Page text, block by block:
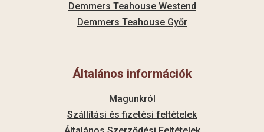
Demmers Teahouse Westend
Demmers Teahouse Győr
Általános információk
Magunkról
Szállítási és fizetési feltételek